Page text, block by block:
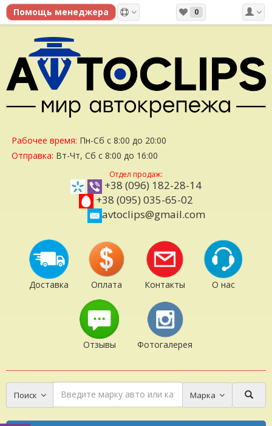
0
Рабочее время: Пн-Сб с 8:00 до 20:00
Отправка: Вт-Чт, Сб с 8:00 до 16:00
Отдел продаж:
+38 (096) 182-28-14
+38 (095) 035-65-02
avtoclips@gmail.com
Доставка Оплата Контакты О нас
Отзывы Фотогалерея
Поиск Марка